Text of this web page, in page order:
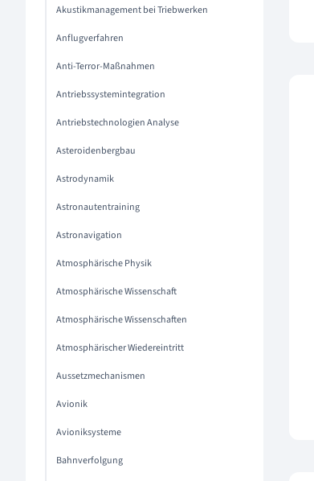
Akustikmanagement bei Triebwerken
Anflugverfahren
Anti-Terror-Maßnahmen
Antriebssystemintegration
Antriebstechnologien Analyse
Asteroidenbergbau
Astrodynamik
Astronautentraining
Astronavigation
Atmosphärische Physik
Atmosphärische Wissenschaft
Atmosphärische Wissenschaften
Atmosphärischer Wiedereintritt
Aussetzmechanismen
Avionik
Avioniksysteme
Bahnverfolgung